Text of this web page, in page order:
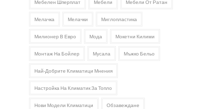
Мебелен Шперплат Мебели Мебели От Ратан
Мелачка Мелачки Миглопластика
Милионер В Евро Мода Мокетни Килими
Монтаж На Бойлер Мусала Мъжко Бельо
Най-Добрите Климатици Мнения
Настройка На Климатик За Топло
Нови Модели Климатици Обзавеждане